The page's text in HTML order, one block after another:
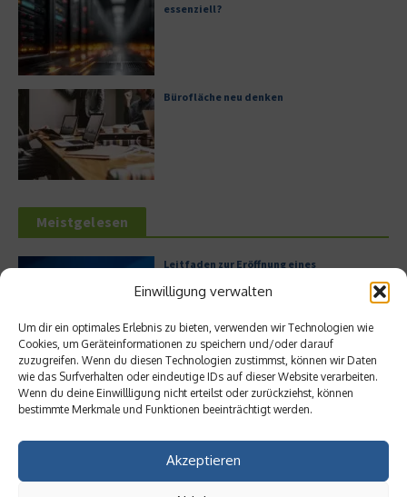
Einwilligung verwalten
Um dir ein optimales Erlebnis zu bieten, verwenden wir Technologien wie
Cookies, um Geräteinformationen zu speichern und/oder darauf
zuzugreifen. Wenn du diesen Technologien zustimmst, können wir Daten
wie das Surfverhalten oder eindeutige IDs auf dieser Website verarbeiten.
Wenn du deine Einwillligung nicht erteilst oder zurückziehst, können
bestimmte Merkmale und Funktionen beeinträchtigt werden.
Akzeptieren
essenziell?
Bürofläche neu denken
Meistgelesen
Leitfaden zur Eröffnung eines
Geschäftskontos für kleine Unternehmen
Hilton Worldwide: Eine Ikone der globalen
Hotellerie im Wandel der Zeit
Digitalisierung als Wettbewerbsvorteil